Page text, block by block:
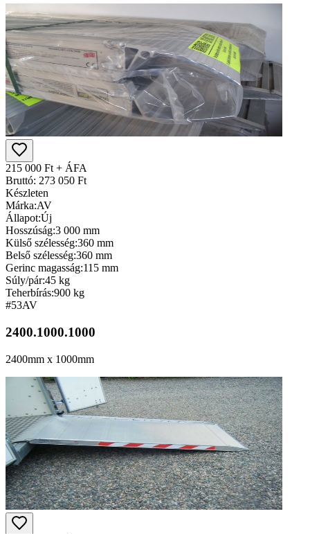
215 000 Ft + ÁFA
Bruttó: 273 050 Ft
Készleten
Márka:AV
Állapot:Új
Hosszúság:3 000 mm
Külső szélesség:360 mm
Belső szélesség:360 mm
Gerinc magasság:115 mm
Súly/pár:45 kg
Teherbírás:900 kg
#53AV
2400.1000.1000
2400mm x 1000mm